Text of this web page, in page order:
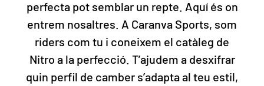
perfecta pot semblar un repte. Aquí és on
entrem nosaltres. A Caranva Sports, som
riders com tu i coneixem el catàleg de
Nitro a la perfecció. T’ajudem a desxifrar
quin perfil de camber s’adapta al teu estil,